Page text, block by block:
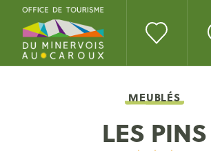
MEUBLÉS
LES PINS